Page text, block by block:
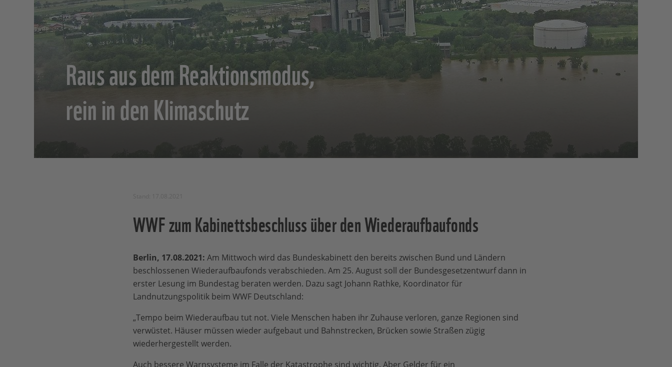
Raus aus dem Reaktionsmodus,
rein in den Klimaschutz
WWF zum Kabinettsbeschluss über den Wiederaufbaufonds
Berlin, 17.08.2021: Am Mittwoch wird das Bundeskabinett den bereits zwischen Bund und Ländern
beschlossenen Wiederaufbaufonds verabschieden. Am 25. August soll der Bundesgesetzentwurf dann in
erster Lesung im Bundestag beraten werden. Dazu sagt Johann Rathke, Koordinator für
Landnutzungspolitik beim WWF Deutschland:
„Tempo beim Wiederaufbau tut not. Viele Menschen haben ihr Zuhause verloren, ganze Regionen sind
verwüstet. Häuser müssen wieder aufgebaut und Bahnstrecken, Brücken sowie Straßen zügig
wiederhergestellt werden.
Auch bessere Warnsysteme im Falle der Katastrophe sind wichtig. Aber Gelder für ein